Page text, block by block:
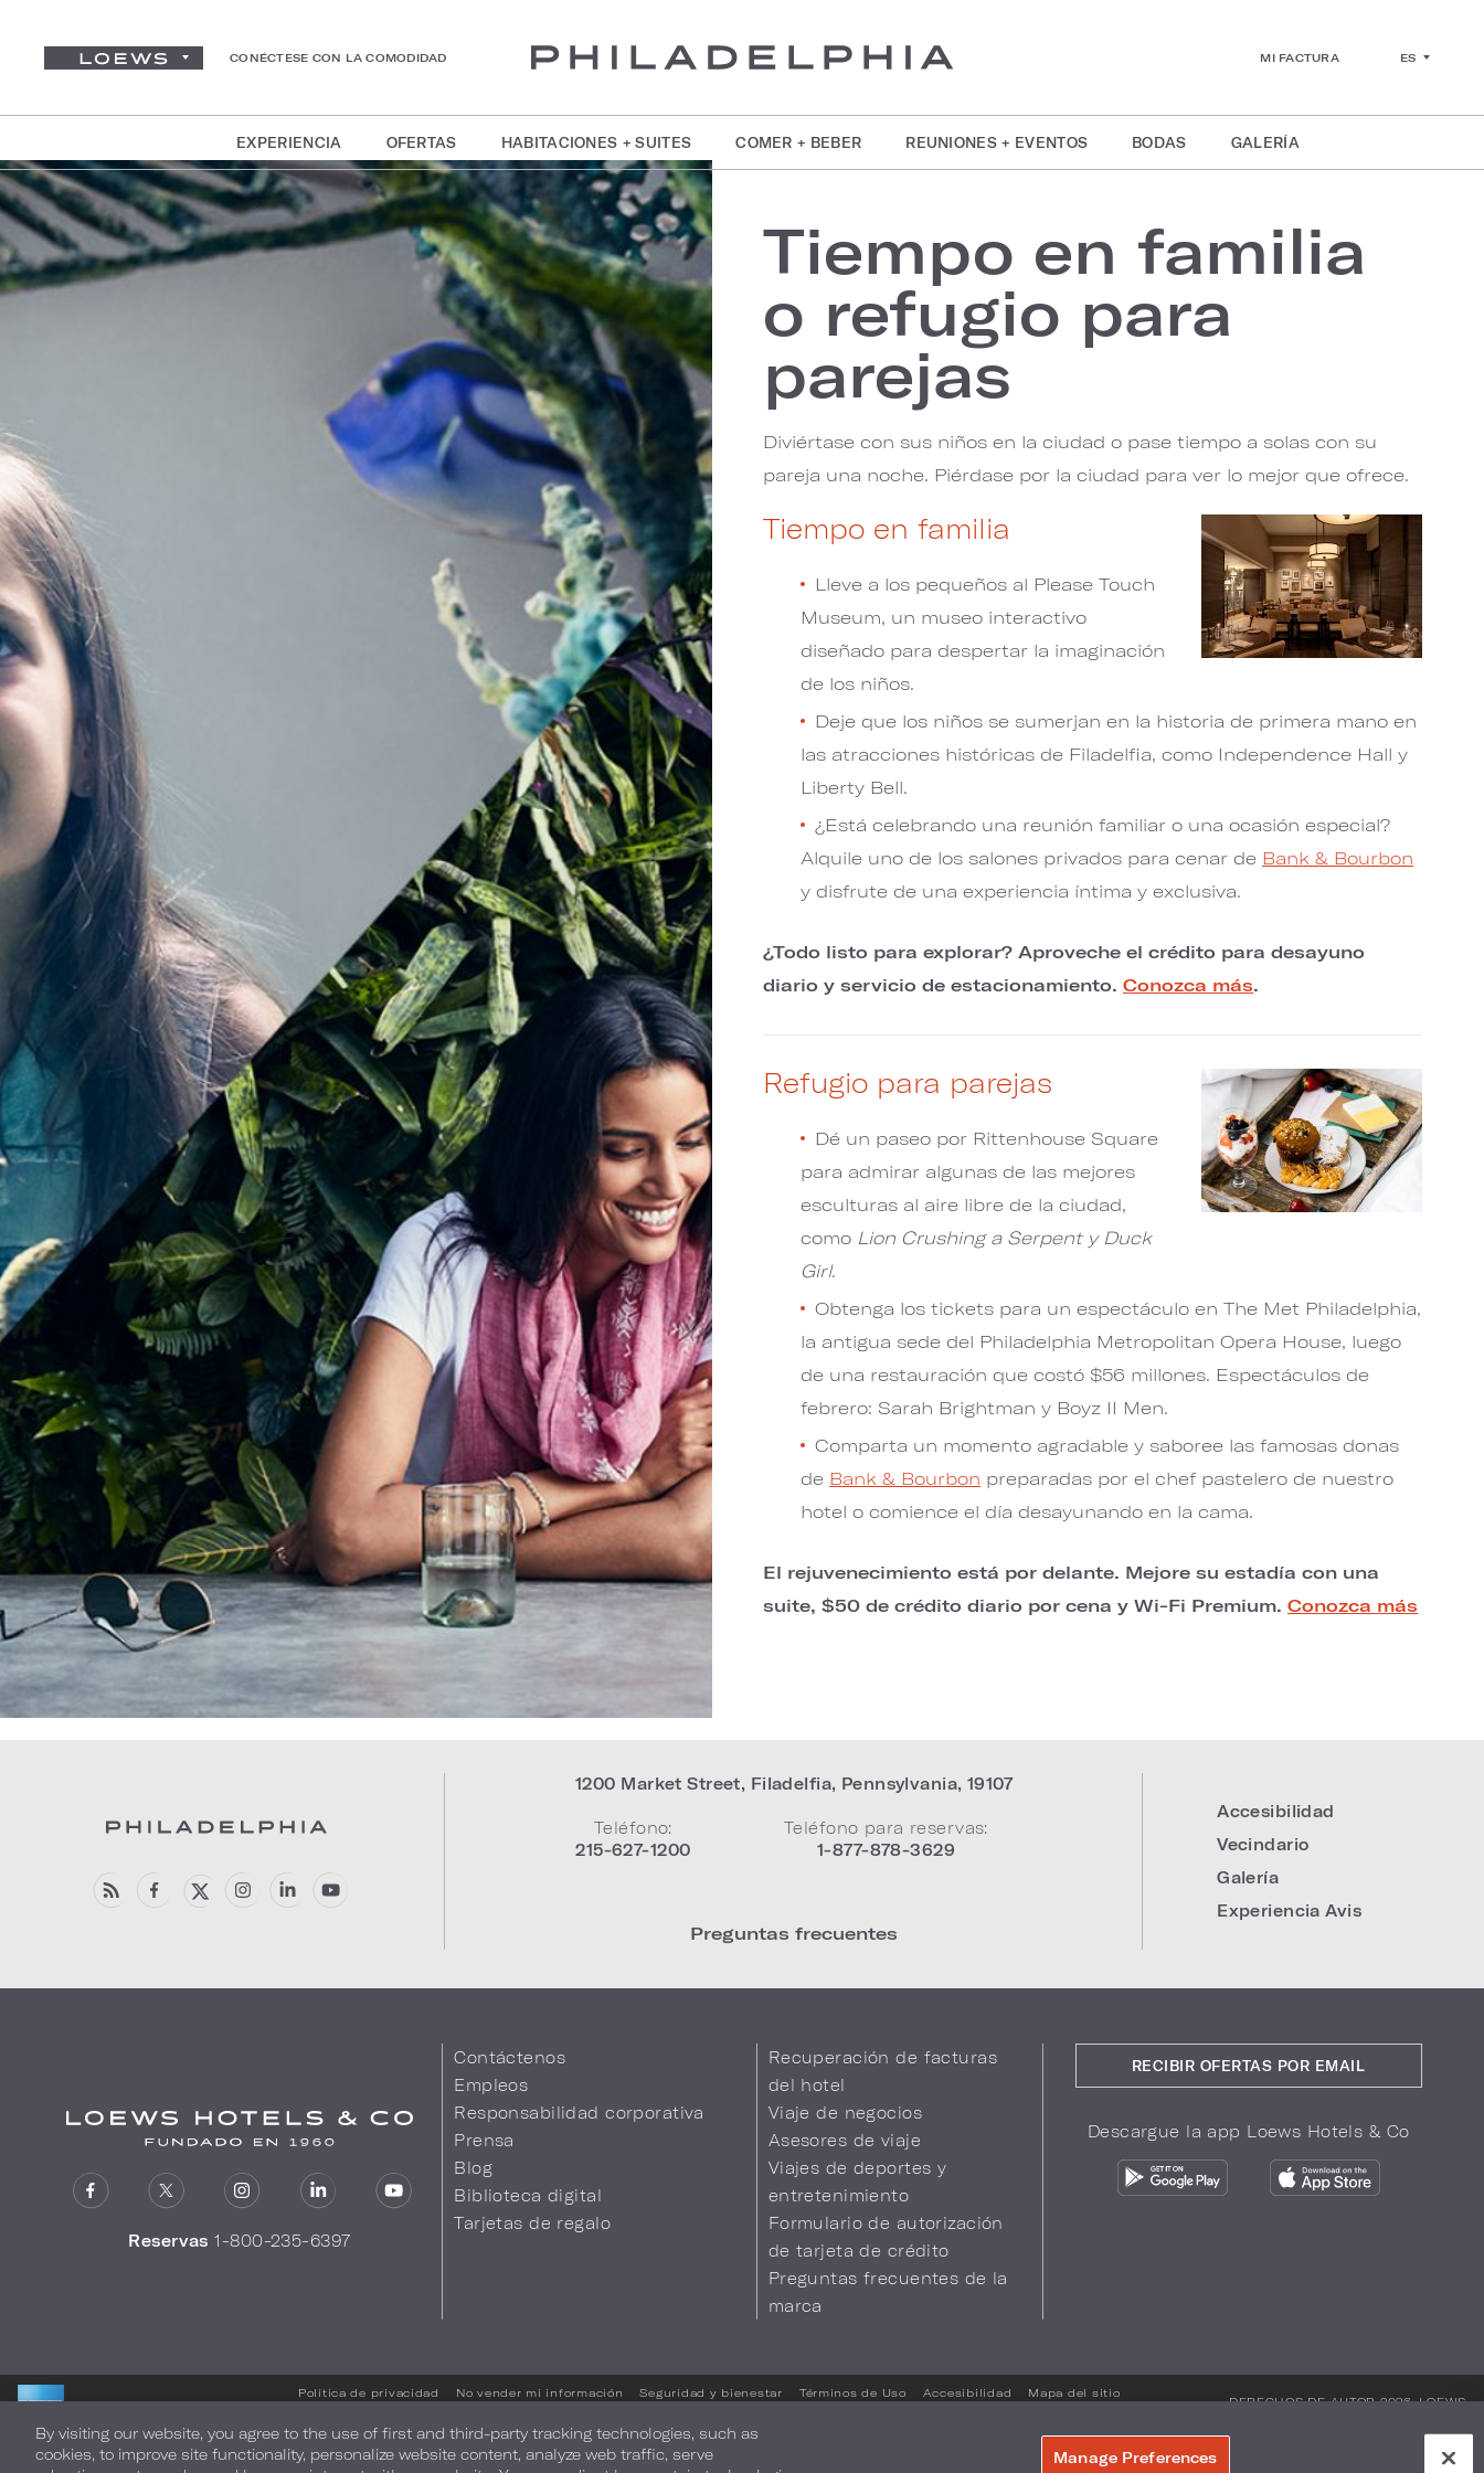
CONÉCTESE CON LA COMODIDAD MI FACTURA ES
EXPERIENCIA OFERTAS HABITACIONES + SUITES COMER + BEBER REUNIONES + EVENTOS BODAS GALERÍA
Tiempo en familia
o refugio para
parejas
Diviértase con sus niños en la ciudad o pase tiempo a solas con su
pareja una noche. Piérdase por la ciudad para ver lo mejor que ofrece.
Tiempo en familia
Lleve a los pequeños al Please Touch
Museum, un museo interactivo
diseñado para despertar la imaginación
de los niños.
Deje que los niños se sumerjan en la historia de primera mano en
las atracciones históricas de Filadelfia, como Independence Hall y
Liberty Bell.
¿Está celebrando una reunión familiar o una ocasión especial?
Alquile uno de los salones privados para cenar de ​​​​​​​Bank & Bourbon
y disfrute de una experiencia íntima y exclusiva.
¿Todo listo para explorar? Aproveche el crédito para desayuno
diario y servicio de estacionamiento.Conozca más.
Refugio para parejas
Dé un paseo por Rittenhouse Square
para admirar algunas de las mejores
esculturas al aire libre de la ciudad,
como Lion Crushing a Serpent y Duck
Girl.
Obtenga los tickets para un espectáculo en The Met Philadelphia,
la antigua sede del Philadelphia Metropolitan Opera House, luego
de una restauración que costó $56 millones. Espectáculos de
febrero: Sarah Brightman y Boyz II Men.
Comparta un momento agradable y saboree las famosas donas
de ​​​​​​​Bank & Bourbon ​​​​​​​ preparadas por el chef pastelero de nuestro
hotel o comience el día desayunando en la cama.
El rejuvenecimiento está por delante. Mejore su estadía con una
suite, $50 de crédito diario por cena y Wi-Fi Premium.Conozca más
1200 Market Street, Filadelfia, Pennsylvania, 19107
Teléfono:
215-627-1200
Teléfono para reservas:
1-877-878-3629
Preguntas frecuentes
Accesibilidad
Vecindario
Galería
Experiencia Avis
Reservas 1-800-235-6397
Contáctenos
Empleos
Responsabilidad corporativa
Prensa
Blog
Biblioteca digital
Tarjetas de regalo
Recuperación de facturas
del hotel
Viaje de negocios
Asesores de viaje
Viajes de deportes y
entretenimiento
Formulario de autorización
de tarjeta de crédito
Preguntas frecuentes de la
marca
RECIBIR OFERTAS POR EMAIL
Descargue la app Loews Hotels & Co
LOEWS HOTELS & CO
LE DA UNA CORDIAL BIENVENIDA
Política de privacidad No vender mi información Seguridad y bienestar Términos de Uso Accesibilidad Mapa del sitio
Sus opciones de privacidad
DERECHOS DE AUTOR 2026.LOEWS
By visiting our website, you agree to the use of first and third-party tracking technologies, such as
cookies, to improve site functionality, personalize website content, analyze web traffic, serve
Manage Preferences